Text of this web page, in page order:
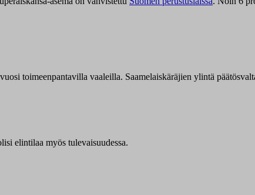
toimeenpantavilla vaaleilla. Saamelaiskäräjien ylintä
elintilaa myös tulevaisuudessa.